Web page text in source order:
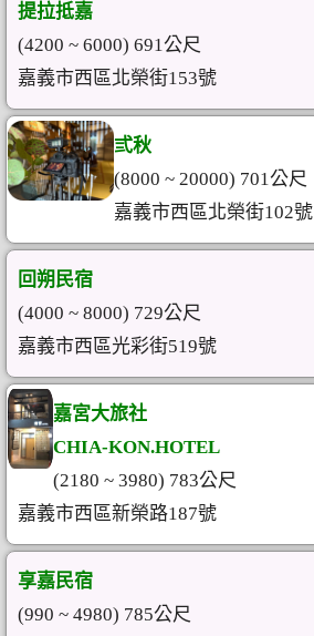
提拉抵嘉
(4200 ~ 6000) 691公尺
嘉義市西區北榮街153號
弎秋
(8000 ~ 20000) 701公尺
嘉義市西區北榮街102號
回朔民宿
(4000 ~ 8000) 729公尺
嘉義市西區光彩街519號
嘉宮大旅社
CHIA-KON.HOTEL
(2180 ~ 3980) 783公尺
嘉義市西區新榮路187號
享嘉民宿
(990 ~ 4980) 785公尺